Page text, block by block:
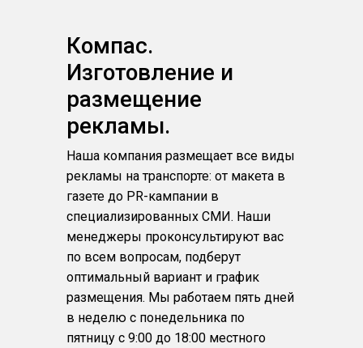
Компас.
Изготовление и
размещение
рекламы.
Наша компания размещает все виды
рекламы на транспорте: от макета в
газете до PR-кампании в
специализированных СМИ. Наши
менеджеры проконсультируют вас
по всем вопросам, подберут
оптимальный вариант и график
размещения. Мы работаем пять дней
в неделю с понедельника по
пятницу с 9:00 до 18:00 местного